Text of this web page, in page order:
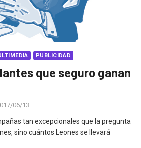
PUBLICIDAD
que seguro ganan
06/13
tan excepcionales que la pregunta
sino cuántos Leones se llevará